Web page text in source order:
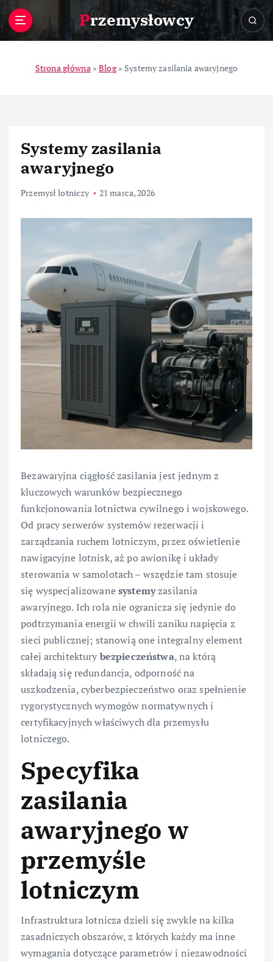
Przemysłowcy
Strona główna»Blog» Systemy zasilania awaryjnego
Systemy zasilania
awaryjnego
Przemysł lotniczy 21 marca, 2026
Bezawaryjna ciągłość zasilania jest jednym z
kluczowych warunków bezpiecznego
funkcjonowania lotnictwa cywilnego i wojskowego.
Od pracy serwerów systemów rezerwacji i
zarządzania ruchem lotniczym, przez oświetlenie
nawigacyjne lotnisk, aż po awionikę i układy
sterowania w samolotach – wszędzie tam stosuje
się wyspecjalizowanesystemyzasilania
awaryjnego. Ich rola nie ogranicza się jedynie do
podtrzymania energii w chwili zaniku napięcia z
sieci publicznej; stanowią one integralny element
całej architektury bezpieczeństwa, na którą
składają się redundancja, odporność na
uszkodzenia, cyberbezpieczeństwo oraz spełnienie
rygorystycznych wymogów normatywnych i
certyfikacyjnych właściwych dla przemysłu
lotniczego.
Specyfika
zasilania
awaryjnego w
przemyśle
lotniczym
Infrastruktura lotnicza dzieli się zwykle na kilka
zasadniczych obszarów, z których każdy ma inne
wymagania dotyczące parametrów i niezawodności